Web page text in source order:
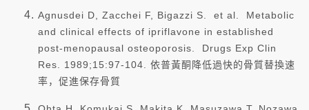
Agnusdei D, Zacchei F, Bigazzi S. et al. Metabolic
and clinical effects of ipriflavone in established
post-menopausal osteoporosis. Drugs Exp Clin
Res. 1989;15:97-104. 依普黃酮降低過快的骨質替換速
率，促進保存骨質